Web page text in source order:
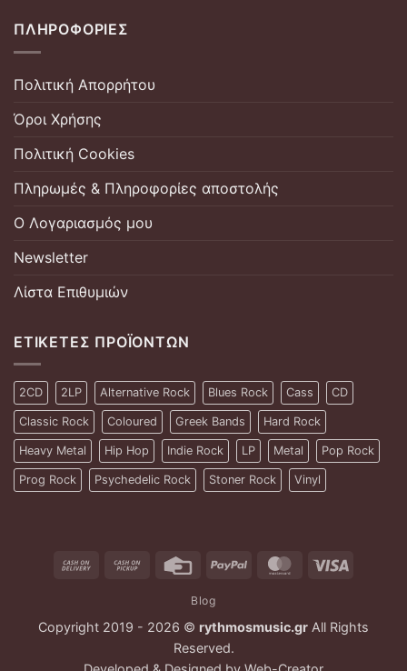
ΠΛΗΡΟΦΟΡΊΕΣ
Πολιτική Απορρήτου
Όροι Χρήσης
Πολιτική Cookies
Πληρωμές & Πληροφορίες αποστολής
Ο Λογαριασμός μου
Newsletter
Λίστα Επιθυμιών
ΕΤΙΚΈΤΕΣ ΠΡΟΪΌΝΤΩΝ
2CD 2LP Alternative Rock Blues Rock Cass CD
Classic Rock Coloured Greek Bands Hard Rock
Heavy Metal Hip Hop Indie Rock LP Metal Pop Rock
Prog Rock Psychedelic Rock Stoner Rock Vinyl
Cash
Cash
Credit
PayPal MasterCard
Blog
Copyright 2019 - 2026 © rythmosmusic.gr All Rights
Reserved.